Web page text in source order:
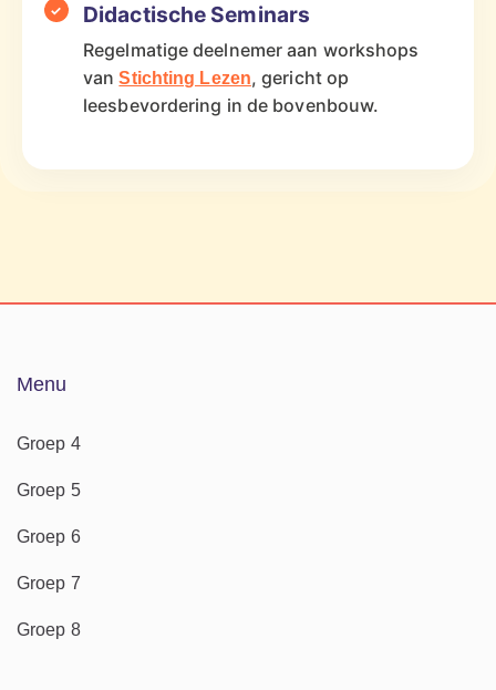
Didactische Seminars
Regelmatige deelnemer aan workshops
vanStichting Lezen, gericht op
leesbevordering in de bovenbouw.
Menu
Groep 4
Groep 5
Groep 6
Groep 7
Groep 8